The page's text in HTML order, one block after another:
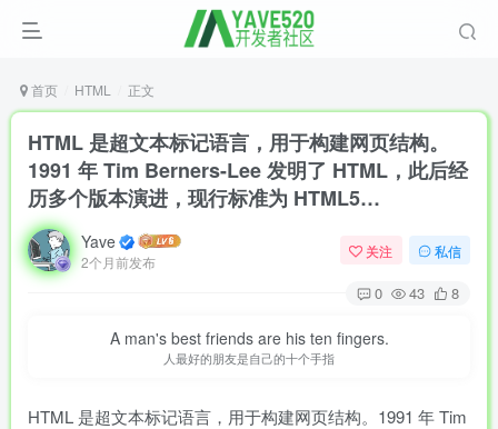
首页 HTML 正文
HTML 是超文本标记语言，用于构建网页结构。
1991 年 Tim Berners-Lee 发明了 HTML，此后经
历多个版本演进，现行标准为 HTML5…
Yave
2个月前发布
关注 私信
0 43 8
A man's best friends are his ten fingers.
人最好的朋友是自己的十个手指
HTML 是超文本标记语言，用于构建网页结构。1991 年 Tim